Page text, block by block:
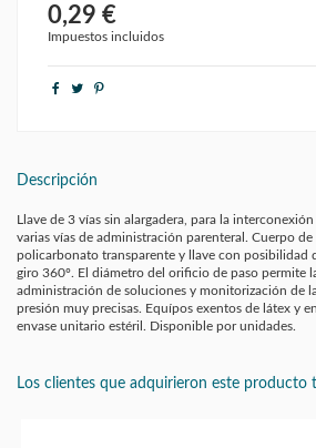
0,29 €
Impuestos incluidos
Descripción
Llave de 3 vías sin alargadera, para la
varias vías de administración parenteral. Cuerpo de
policarbonato transparente y llave con posibilidad
giro 360º. El diámetro del orificio de paso permite
administración de soluciones y monitorización de
presión muy precisas. Equípos exentos de látex y en
envase unitario estéril. Disponible por unidades.
Los clientes que adquirieron este producto